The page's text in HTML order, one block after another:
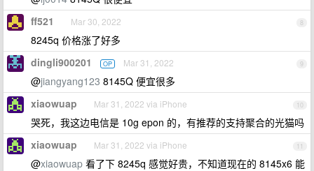
8
ff521 Mar 30, 2022
8245q 价格涨了好多
9
dingli900201 OP Mar 31, 2022
@jiangyang123 8145Q 便宜很多
10
xiaowuap Mar 31, 2022 via iPhone
哭死，我这边电信是 10g epon 的，有推荐的支持聚合的光猫吗
11
xiaowuap Mar 31, 2022 via iPhone
@xiaowuap 看了下 8245q 感觉好贵，不知道现在的 8145x6 能